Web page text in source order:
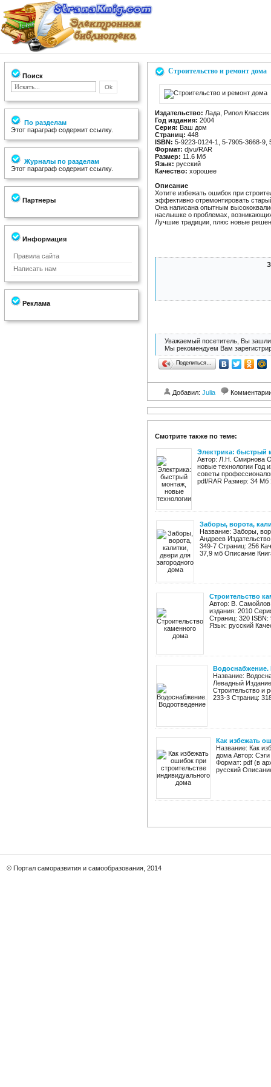
Поиск
По разделам
Этот параграф содержит ссылку.
Журналы по разделам
Этот параграф содержит ссылку.
Партнеры
Информация
Правила сайта
Написать нам
Реклама
Строительство и ремонт дома
Издательство: Лада, Рипол Классик
Год издания: 2004
Серия: Ваш дом
Страниц: 448
ISBN: 5-9223-0124-1, 5-7905-3668-9,
Формат: djvu/RAR
Размер: 11.6 Мб
Язык: русский
Качество: хорошее
Описание
Хотите избежать ошибок при
эффективно отремонтировать
Она написана опытным
наслышке о проблемах,
Лучшие традиции, плюс новые
Уважаемый посетитель, Вы зашли
Мы рекомендуем Вам
Поделиться…
Добавил: Julia
Смотрите также по теме:
Электрика: быстрый
Автор: Л.Н. Смирнова
новые технологии Год
советы
pdf/RAR Размер: 34 Мб
Заборы, ворота,
Название: Заборы,
Андреев
349-7 Страниц: 256
37,9 мб Описание
Строительство
Автор: В. Самойлов
издания: 2010
Страниц: 320
Язык: русский
Водоснабжение.
Название:
Левадный
Строительство и
233-3 Страниц:
Как избежать
Название: Как
дома Автор:
Формат: pdf (в
русский
© Портал саморазвития и самообразования, 2014